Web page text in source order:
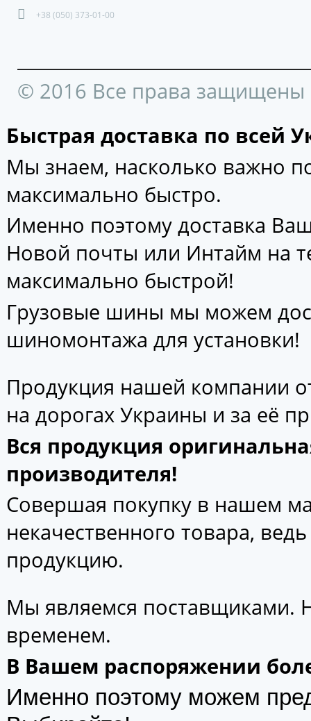
+38 (050) 373-01-00
© 2016 Все права защищены
Быстрая доставка по всей
Мы знаем, насколько важно
максимально быстро.
Именно поэтому доставка
Новой почты или Интайм на
максимально быстрой!
Грузовые шины мы можем
шиномонтажа для установки!
Продукция нашей компании
на дорогах Украины и за её
Вся продукция
производителя!
Совершая покупку в нашем
некачественного товара,
продукцию.
Мы являемся поставщиками.
временем.
В Вашем распоряжении
Именно поэтому можем